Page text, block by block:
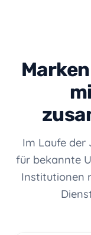
Im Laufe der
für bekannte
Institutionen